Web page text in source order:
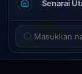
Senarai